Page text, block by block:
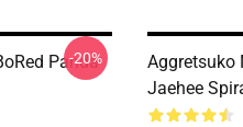
Panda
-20%
Aggretsuko
Jaehee